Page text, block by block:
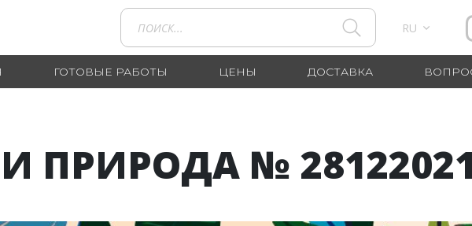
RU
ГОТОВЫЕ РАБОТЫ ЦЕНЫ ДОСТАВКА
ПРИРОДА №